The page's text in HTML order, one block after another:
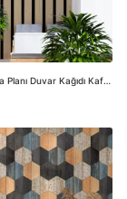
Ahşap Panel Arka Planı Duvar Kağıdı Kafe Duvar Posteri